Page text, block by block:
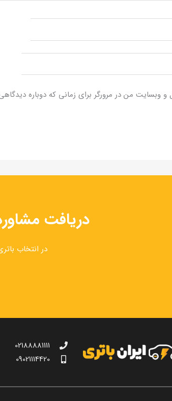
و وبسایت من در مرورگر برای زمانی که دوباره
دریافت مشاوره
در انتخاب
02188881111
09021114420